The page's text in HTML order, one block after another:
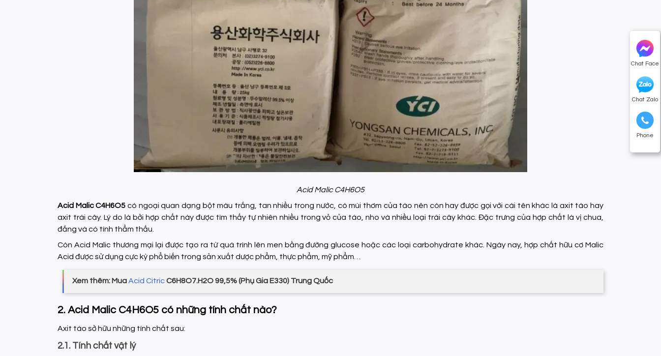
Chat Face
Chat Zalo
Phone
Acid Malic C4H6O5
Acid MalicC4H6O5 có ngoại quan dạng bột màu trắng, tan nhiều trong nước, có mùi thơm của táo nên còn hay được gọi với cái tên khác là axit táo hay
axit trái cây. Lý do là bởi hợp chất này được tìm thấy tự nhiên nhiều trong vỏ của táo, nho và nhiều loại trái cây khác. Đặc trưng của hợp chất là vị chua,
đắng và có tính thẩm thấu.
Còn Acid Malic thương mại lại được tạo ra từ quá trình lên men bằng đường glucose hoặc các loại carbohydrate khác. Ngày nay, hợp chất hữu cơ Malic
Acid được sử dụng cực kỳ phổ biến trong sản xuất dược phẩm, thực phẩm, mỹ phẩm…
Xem thêm: MuaAcid CitricC6H8O7.H2O 99,5% (Phụ Gia E330) Trung Quốc
2. Acid Malic C4H6O5 có những tính chất nào?
Axit táo sở hữu những tính chất sau:
2.1. Tính chất vật lý